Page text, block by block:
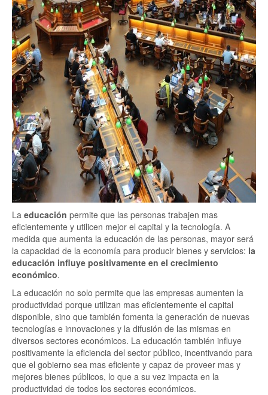
La educación permite que las personas trabajen mas
eficientemente y utilicen mejor el capital y la tecnología. A
medida que aumenta la educación de las personas, mayor será
la capacidad de la economía para producir bienes y servicios: la
educación influye positivamente en el crecimiento
económico.
La educación no solo permite que las empresas aumenten la
productividad porque utilizan mas eficientemente el capital
disponible, sino que también fomenta la generación de nuevas
tecnologías e innovaciones y la difusión de las mismas en
diversos sectores económicos. La educación también influye
positivamente la eficiencia del sector público, incentivando para
que el gobierno sea mas eficiente y capaz de proveer mas y
mejores bienes públicos, lo que a su vez impacta en la
productividad de todos los sectores económicos.